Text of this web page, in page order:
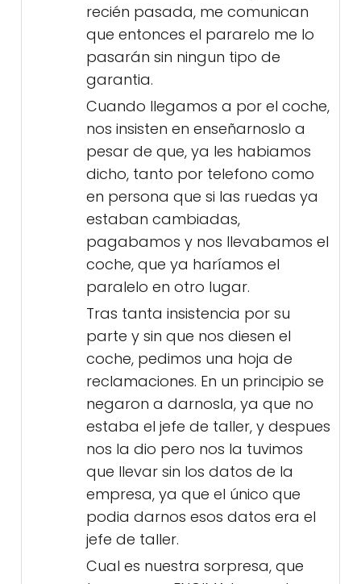
recién pasada, me comunican
que entonces el pararelo me lo
pasarán sin ningun tipo de
garantia.
Cuando llegamos a por el coche,
nos insisten en enseñarnoslo a
pesar de que, ya les habiamos
dicho, tanto por telefono como
en persona que si las ruedas ya
estaban cambiadas,
pagabamos y nos llevabamos el
coche, que ya haríamos el
paralelo en otro lugar.
Tras tanta insistencia por su
parte y sin que nos diesen el
coche, pedimos una hoja de
reclamaciones. En un principio se
negaron a darnosla, ya que no
estaba el jefe de taller, y despues
nos la dio pero nos la tuvimos
que llevar sin los datos de la
empresa, ya que el único que
podia darnos esos datos era el
jefe de taller.
Cual es nuestra sorpresa, que